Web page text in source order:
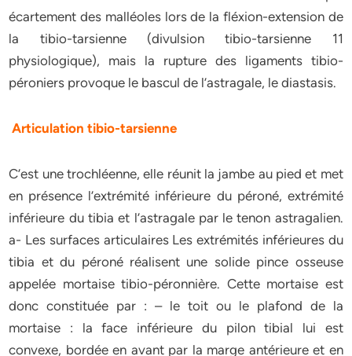
écartement des malléoles lors de la fléxion-extension de
la tibio-tarsienne (divulsion tibio-tarsienne 11
physiologique), mais la rupture des ligaments tibio-
péroniers provoque le bascul de l’astragale, le diastasis.
Articulation tibio-tarsienne
C’est une trochléenne, elle réunit la jambe au pied et met
en présence l’extrémité inférieure du péroné, extrémité
inférieure du tibia et l’astragale par le tenon astragalien.
a- Les surfaces articulaires Les extrémités inférieures du
tibia et du péroné réalisent une solide pince osseuse
appelée mortaise tibio-péronnière. Cette mortaise est
donc constituée par : – le toit ou le plafond de la
mortaise : la face inférieure du pilon tibial lui est
convexe, bordée en avant par la marge antérieure et en